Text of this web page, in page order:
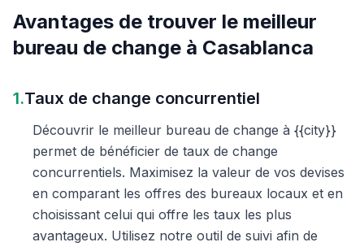
Avantages de trouver le meilleur
bureau de change à Casablanca
1.Taux de change concurrentiel
Découvrir le meilleur bureau de change à {{city}}
permet de bénéficier de taux de change
concurrentiels. Maximisez la valeur de vos devises
en comparant les offres des bureaux locaux et en
choisissant celui qui offre les taux les plus
avantageux. Utilisez notre outil de suivi afin de